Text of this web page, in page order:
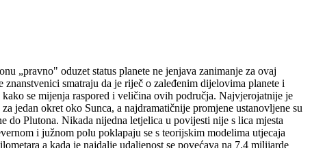
„pravno" oduzet status planete ne jenjava zanimanje za ovaj
smatraju da je riječ o zaleđenim dijelovima planete i
se mijenja raspored i veličina ovih područja. Najvjerojatnije je
jedan okret oko Sunca, a najdramatičnije promjene ustanovljene su
do Plutona. Nikada nijedna letjelica u povijesti nije s lica mjesta
i južnom polu poklapaju se s teorijskim modelima utjecaja
a kada je najdalje udaljenost se povećava na 7.4 milijarde